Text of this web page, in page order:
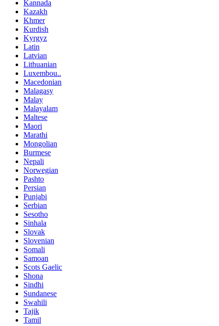
Kannada
Kazakh
Khmer
Kurdish
Kyrgyz
Latin
Latvian
Lithuanian
Luxembou..
Macedonian
Malagasy
Malay
Malayalam
Maltese
Maori
Marathi
Mongolian
Burmese
Nepali
Norwegian
Pashto
Persian
Punjabi
Serbian
Sesotho
Sinhala
Slovak
Slovenian
Somali
Samoan
Scots Gaelic
Shona
Sindhi
Sundanese
Swahili
Tajik
Tamil